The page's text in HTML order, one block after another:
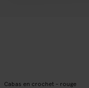
Cabas en crochet - rouge